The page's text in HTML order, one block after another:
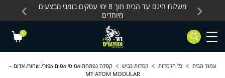
Skip to Content
Contact Us
כלים חשמליים
משלוח חינם עד הבית תוך 8 ימי עסקים בזמני מבצעים
מיוחדים
0
עמוד הבית כל הקסדות קסדות כביש
קסדה נפתחת אמ טי אטום אפור/ שחור/ אדום –
MT ATOM MODULAR